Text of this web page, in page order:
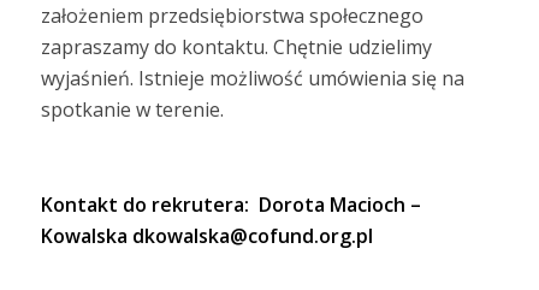
założeniem przedsiębiorstwa społecznego
zapraszamy do kontaktu. Chętnie udzielimy
wyjaśnień. Istnieje możliwość umówienia się na
spotkanie w terenie.
Kontakt do rekrutera: Dorota Macioch –
Kowalska dkowalska@cofund.org.pl